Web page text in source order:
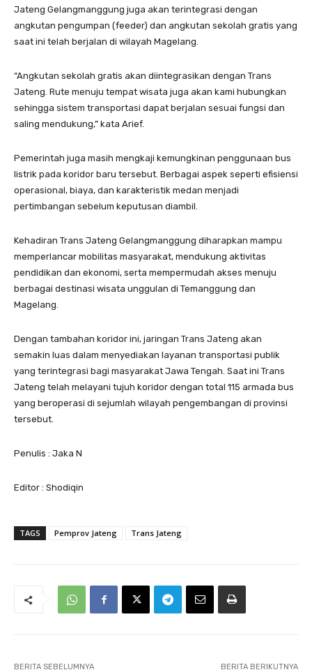
Jateng Gelangmanggung juga akan terintegrasi dengan
angkutan pengumpan (feeder) dan angkutan sekolah gratis yang
saat ini telah berjalan di wilayah Magelang.
“Angkutan sekolah gratis akan diintegrasikan dengan Trans
Jateng. Rute menuju tempat wisata juga akan kami hubungkan
sehingga sistem transportasi dapat berjalan sesuai fungsi dan
saling mendukung,” kata Arief.
Pemerintah juga masih mengkaji kemungkinan penggunaan bus
listrik pada koridor baru tersebut. Berbagai aspek seperti efisiensi
operasional, biaya, dan karakteristik medan menjadi
pertimbangan sebelum keputusan diambil.
Kehadiran Trans Jateng Gelangmanggung diharapkan mampu
memperlancar mobilitas masyarakat, mendukung aktivitas
pendidikan dan ekonomi, serta mempermudah akses menuju
berbagai destinasi wisata unggulan di Temanggung dan
Magelang.
Dengan tambahan koridor ini, jaringan Trans Jateng akan
semakin luas dalam menyediakan layanan transportasi publik
yang terintegrasi bagi masyarakat Jawa Tengah. Saat ini Trans
Jateng telah melayani tujuh koridor dengan total 115 armada bus
yang beroperasi di sejumlah wilayah pengembangan di provinsi
tersebut.
Penulis : Jaka N
Editor : Shodiqin
TAGS Pemprov Jateng Trans Jateng
BERITA SEBELUMNYA BERITA BERIKUTNYA